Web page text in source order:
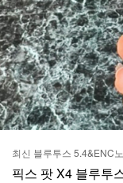
최신 블루투스 5.4&ENC
픽스 팟 X4 블루투